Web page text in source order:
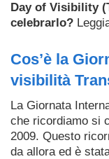
Day of Visibility
celebrarlo?
Cos’è la
visibilità
La Giornata
che ricordiamo si
2009. Questo
da allora ed è